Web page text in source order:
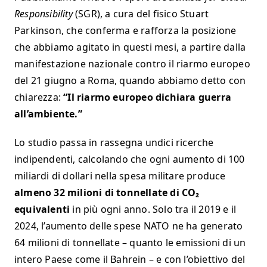
Responsibility(SGR), a cura del fisico Stuart
Parkinson, che conferma e rafforza la posizione
che abbiamo agitato in questi mesi, a partire dalla
manifestazione nazionale contro il riarmo europeo
del 21 giugno a Roma, quando abbiamo detto con
chiarezza:“Il riarmo europeo dichiara guerra
all’ambiente.”
Lo studio passa in rassegna undici ricerche
indipendenti, calcolando che ogni aumento di 100
miliardi di dollari nella spesa militare produce
almeno 32 milioni di tonnellate di CO₂
equivalenti in più ogni anno. Solo tra il 2019 e il
2024, l’aumento delle spese NATO ne ha generato
64 milioni di tonnellate – quanto le emissioni di un
intero Paese come il Bahrein – e con l’obiettivo del